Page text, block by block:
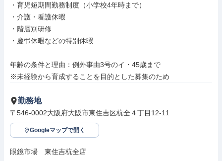
・育児短期間勤務制度（小学校4年時まで）
・介護・看護休暇
・階層別研修
・慶弔休暇などの特別休暇
年齢の条件と理由：例外事由3号のイ・45歳まで
※未経験から育成することを目的とした募集のため
勤務地
〒546-0002大阪府大阪市東住吉区杭全４丁目12-11
Googleマップで開く
眼鏡市場　東住吉杭全店